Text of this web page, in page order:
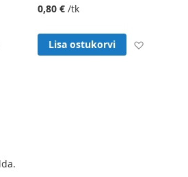
Lisa soovinimekirja
0,80 € /tk
Lisa ostukorvi